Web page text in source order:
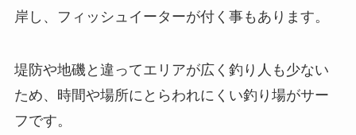
岸し、フィッシュイーターが付く事もあります。
堤防や地磯と違ってエリアが広く釣り人も少ない
ため、時間や場所にとらわれにくい釣り場がサー
フです。